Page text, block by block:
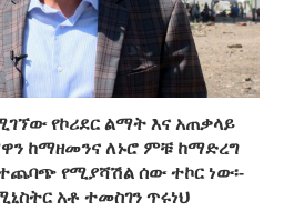
የኮሪደር ልማት እና አጠቃላይ
ከማዘመንና ለኑሮ ምቹ ከማድረግ
የሚያሻሽል ሰው ተኮር ነው፡-
አቶ ተመስገን ጥሩነህ